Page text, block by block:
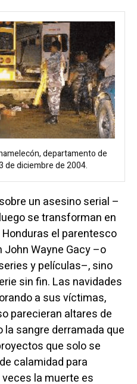
departamento de
de diciembre de 2004.
un asesino serial –
se transforman en
el parentesco
Wayne Gacy –o
y películas–, sino
sin fin. Las navidades
a sus víctimas,
parecieran altares de
la sangre derramada que
que solo se
calamidad para
la muerte es